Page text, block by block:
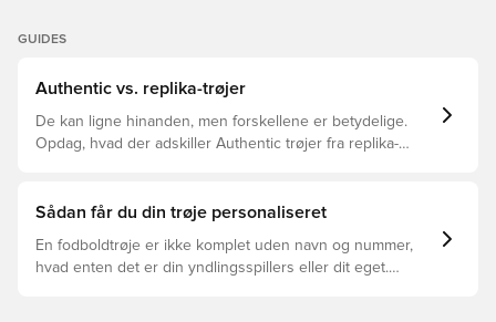
GUIDES
Authentic vs. replika-trøjer
De kan ligne hinanden, men forskellene er betydelige.
Opdag, hvad der adskiller Authentic trøjer fra replika-
Sådan får du din trøje personaliseret
En fodboldtrøje er ikke komplet uden navn og nummer,
hvad enten det er din yndlingsspillers eller dit eget.